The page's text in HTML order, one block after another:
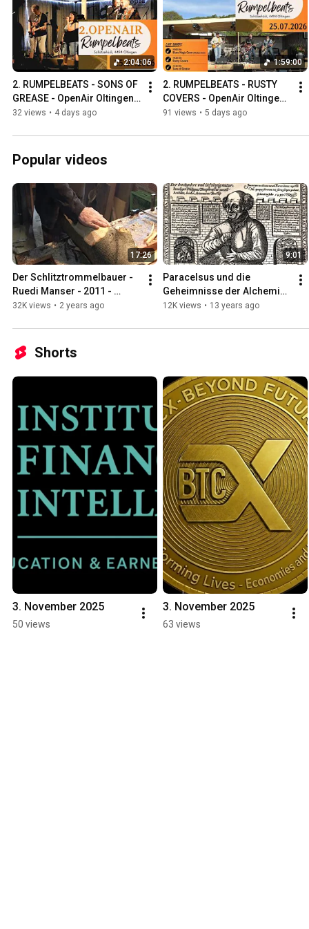
2:04:06
2. RUMPELBEATS - SONS OF
GREASE - OpenAir Oltingen
2026 - Reloaded
32 views • 4 days ago
1:59:00
2. RUMPELBEATS - RUSTY
COVERS - OpenAir Oltingen
2026 - Local Band
91 views • 5 days ago
Popular videos
17:26
Der Schlitztrommelbauer -
Ruedi Manser - 2011 -
Oltingen
32K views • 2 years ago
9:01
Paracelsus und die
Geheimnisse der Alchemie
Schwyz 2001
12K views • 13 years ago
Shorts
3. November 2025
50 views
3. November 2025
63 views